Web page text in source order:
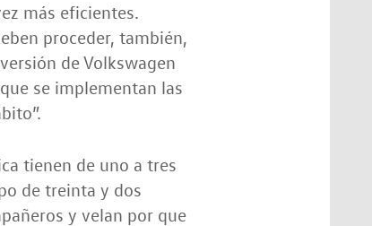
más eficientes.
proceder, también,
de Volkswagen
se implementan las
tienen de uno a tres
de treinta y dos
y velan por que